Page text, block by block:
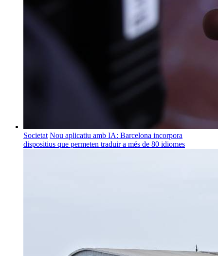
Societat Nou aplicatiu amb IA: Barcelona incorpora
dispositius que permeten traduir a més de 80 idiomes